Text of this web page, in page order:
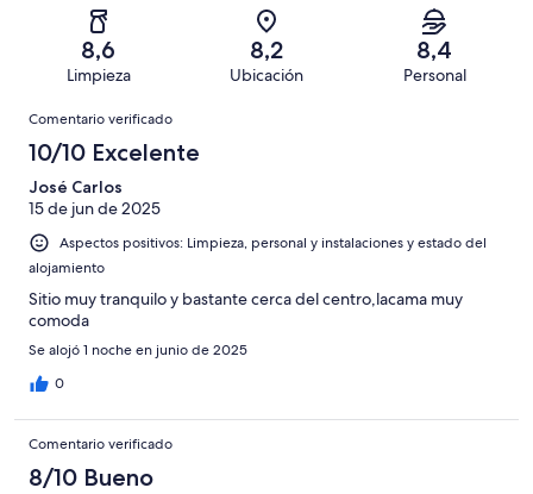
puntuación
puntuación
puntuación
Normal
una
puntuación
Mediocre
148
una
puntuación
de
8,6
Limpieza
8,2
Ubicación
8,4
Personal
Comentarios
Comentario verificado
10/10 Excelente
José Carlos
15 de jun de 2025
Aspectos positivos: Limpieza, personal y instalaciones y estado del
alojamiento
Sitio muy tranquilo y bastante cerca del centro,lacama muy
comoda
Se alojó 1 noche en junio de 2025
0
Comentario verificado
8/10 Bueno